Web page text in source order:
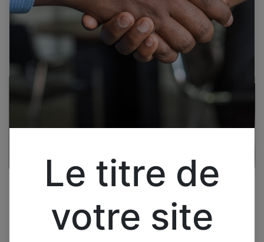
Le titre de
votre site